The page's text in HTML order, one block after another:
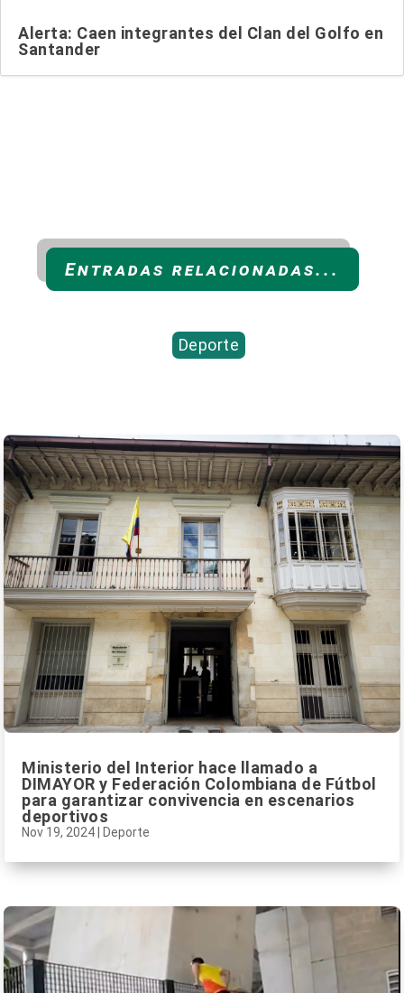
Alerta: Caen integrantes del Clan del Golfo en
Santander
Entradas relacionadas...
Deporte
Ministerio del Interior hace llamado a
DIMAYOR y Federación Colombiana de Fútbol
para garantizar convivencia en escenarios
deportivos
Nov 19, 2024| Deporte